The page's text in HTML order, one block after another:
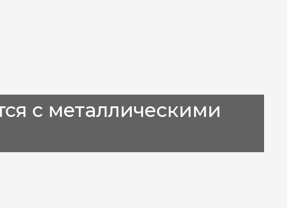
с металлическими